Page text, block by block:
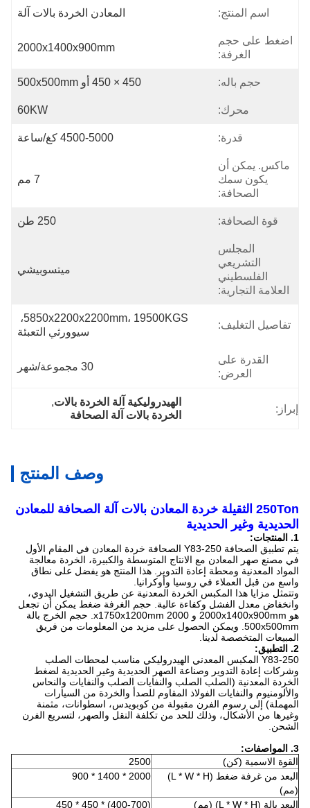
اسم المنتج: المعادن الخردة بالات آلة
اضغط على حجم
الغرفة:
2000x1400x900mm
حجم باله: 450 × 450 أو 500x500mm
محرك: 60KW
قدرة: 4500-5000 كغ/ساعة
ماكس. يمكن أن
يكون سمك
الصحافة:
7 مم
قوة الصحافة: 250 طن
المجلس
التشريعي
الفلسطيني
العلامة التجارية:
ميتسوبيشي
تفاصيل التغليف:
5850x2200x2200mm، 19500KGS،
سيوورثي التعبئة
القدرة على
العرض:
30 مجموعة/شهر
إبراز:
الهيدروليكية آلة الخردة بالات,
الخردة بالات آلة الصحافة
وصف المنتج
250Ton الثقيلة خردة المعادن بالات آلة الصحافة للمعادن
الحديدية وغير الحديدية
1. المنتجات:
يتم تطبيق الصحافة Y83-250 الصحافة خردة المعادن في المقام الأول
في مصنع صهر المعادن مع الانتاج المتوسطة والكبيرة، الخردة معالجة
المواد المعدنية ومحطة إعادة التدوير.
هذا المنتج هو يفضل على نطاق
واسع من قبل العملاء في روسيا وأوكرانيا.
وتتمثل مزايا هذا المكبس الخردة المعدنية عن طريق التشغيل اليدوي،
وانخفاض معدل الفشل وكفاءة عالية.
حجم الغرفة ضغط يمكن أن تجعل
هو 2000x1400x900mm و 2000 x1750x1200mm.
حجم الخرج بالة
500x500mm.
ويمكن الحصول على مزيد من المعلومات من فريق
المبيعات المتخصصة لدينا.
2. التطبيق:
Y83-250 المكبس المعدني الهيدروليكي مناسب لمحطات الصلب
وشركات إعادة التدوير وصناعة الصهر الحديدية وغير الحديدية لضغط
الخردة المعدنية (الصلب الصلب والنفايات الصلب والنفايات والنحاس
والألومنيوم والنفايات الفولاذ المقاوم للصدأ والخردة من السيارات
المهملة) إلى رسوم الفرن مقبولة من كوبويدس، اسطوانات، مثمنة
وغيرها من الأشكال، وذلك للحد من تكلفة النقل والصهر، لتسريع الفرن
الشحن.
3. المواصفات:
القوة الاسمية (كن)
2500
البعد من غرفة ضغط (L * W * H)
(مم)
2000 * 1400 * 900
البعد بالة (L * W * H) (مم)